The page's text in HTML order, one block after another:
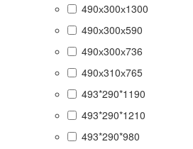
490х300х1300
490х300х590
490х300х736
490х310х765
493*290*1190
493*290*1210
493*290*980